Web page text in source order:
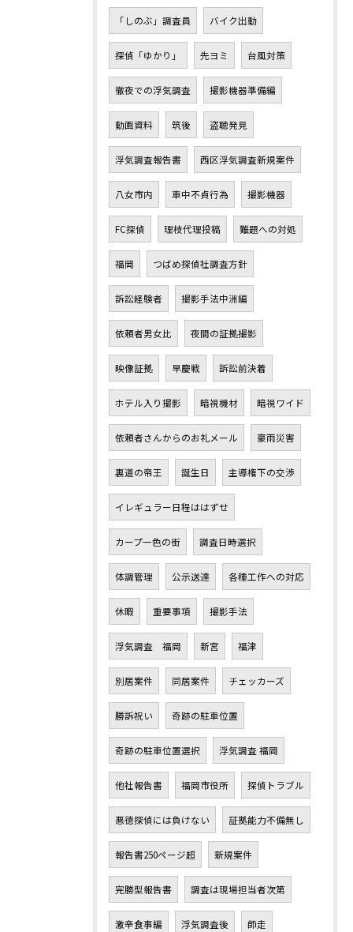
「しのぶ」調査員 バイク出動
探偵「ゆかり」 先ヨミ 台風対策
徹夜での浮気調査 撮影機器準備編
動画資料 筑後 盗聴発見
浮気調査報告書 西区浮気調査新規案件
八女市内 車中不貞行為 撮影機器
FC探偵 理枝代理投稿 難題への対処
福岡 つばめ探偵社調査方針
訴訟経験者 撮影手法中洲編
依頼者男女比 夜間の証拠撮影
映像証拠 早慶戦 訴訟前決着
ホテル入り撮影 暗視機材 暗視ワイド
依頼者さんからのお礼メール 豪雨災害
裏道の帝王 誕生日 主導権下の交渉
イレギュラー日程ははずせ
カープ一色の街 調査日時選択
体調管理 公示送達 各種工作への対応
休暇 重要事項 撮影手法
浮気調査 福岡 新宮 福津
別居案件 同居案件 チェッカーズ
勝訴祝い 奇跡の駐車位置
奇跡の駐車位置選択 浮気調査 福岡
他社報告書 福岡市役所 探偵トラブル
悪徳探偵には負けない 証拠能力不備無し
報告書250ページ超 新規案件
完勝型報告書 調査は現場担当者次第
激辛食事編 浮気調査後 師走